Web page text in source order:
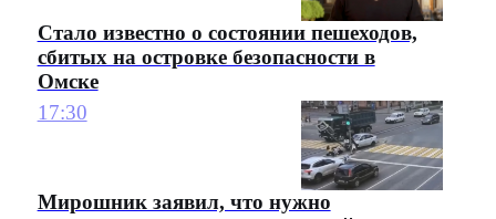
Стало известно о состоянии пешеходов,
сбитых на островке безопасности в
Омске
17:30
Мирошник заявил, что нужно